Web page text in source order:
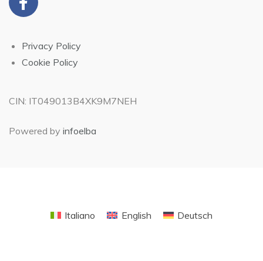
Privacy Policy
Cookie Policy
CIN: IT049013B4XK9M7NEH
Powered by infoelba
Italiano English Deutsch